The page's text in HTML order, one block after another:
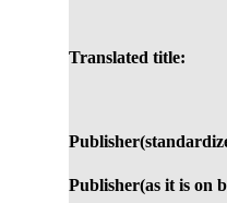
Translated title:
Publisher(as it is on